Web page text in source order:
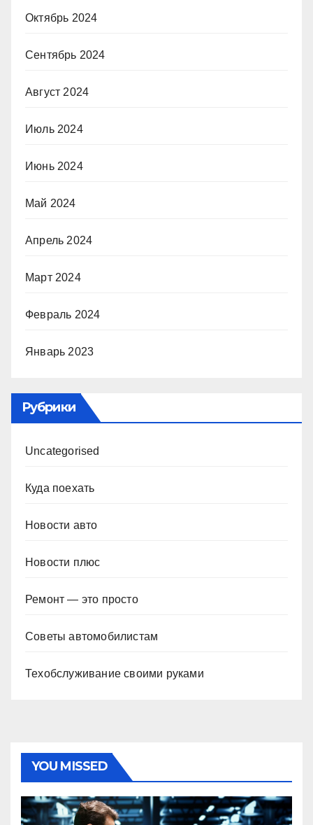
Октябрь 2024
Сентябрь 2024
Август 2024
Июль 2024
Июнь 2024
Май 2024
Апрель 2024
Март 2024
Февраль 2024
Январь 2023
Рубрики
Uncategorised
Куда поехать
Новости авто
Новости плюс
Ремонт — это просто
Советы автомобилистам
Техобслуживание своими руками
YOU MISSED